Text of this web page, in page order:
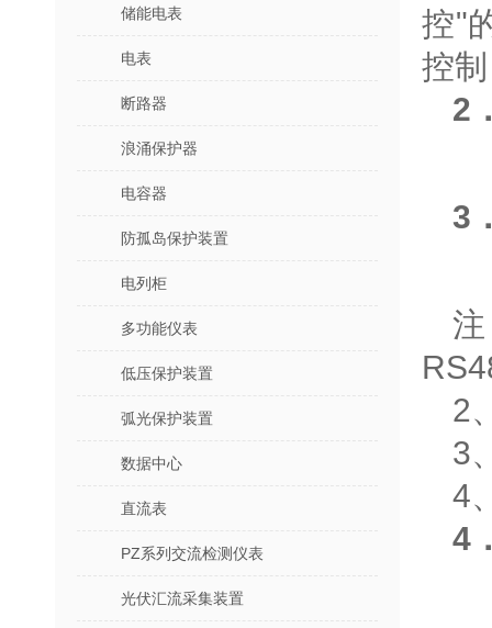
储能电表
电表
断路器
浪涌保护器
电容器
防孤岛保护装置
电列柜
多功能仪表
低压保护装置
弧光保护装置
数据中心
直流表
PZ系列交流检测仪表
光伏汇流采集装置
控"
控
2
3
2
3
4
4